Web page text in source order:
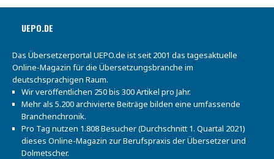
UEPO.DE
Das Übersetzerportal UEPO.de ist seit 2001 das tagesaktuelle
Online-Magazin für die Übersetzungsbranche im
deutschsprachigen Raum.
Wir veröffentlichen 250 bis 300 Artikel pro Jahr.
Mehr als 5.200 archivierte Beiträge bilden eine umfassende
Branchenchronik.
Pro Tag nutzen 1.808 Besucher (Durchschnitt 1. Quartal 2021)
dieses Online-Magazin zur Berufspraxis der Übersetzer und
Dolmetscher.